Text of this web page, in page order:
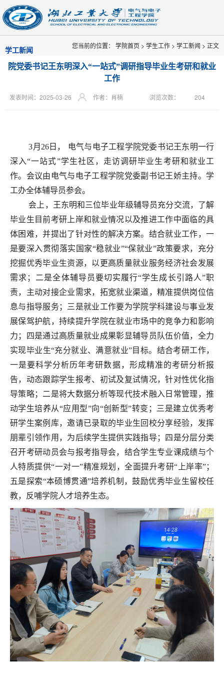
学工新闻
您当前的位置： 学院首页 > 学生工作 > 学工新闻 > 正文
院党委书记王东明深入“一站式”调研指导毕业生考研和就业
工作
发表时间：2025-03-26 作者：肖楠 浏览次数： 204
3月26日，
电气与电子工程学院党委书记王东明一行
深入“一站式”学生社区，走访调研毕业生考研和就业工
作。会议由电气与电子工程学院党委副书记王娇主持。学
工办全体辅导员参会。
会上，王东明和三位毕业年级辅导员充分交流，了解
毕业生目前考研上岸和就业情况以及推进工作中面临的具
体困难，并提出了针对性的解决方案。结合就业工作，一
是要深入贯彻落实国家“稳就业”“保就业”政策要求，充分
挖掘优秀毕业生资源，以更高质量就业服务经济社会发展
需求；二是全体辅导员要切实履行“学生成长引路人”职
责，主动对接企业需求，拓宽就业渠道，精准提供岗位信
息与指导服务；三是就业工作要为学院学科建设与事业发
展保驾护航，持续提升学院在就业市场中的竞争力和影响
力；四是通过高质量就业成果彰显辅导员队伍价值，全力
实现毕业生“充分就业、满意就业”目标。结合考研工作，
一是要科学分析历年考研数据，形成精准的考研分析报
告，动态跟踪学生报考、初试及复试情况，针对性优化指
导策略；二是将大数据分析等现代技术融入日常管理，推
动学生培养从“应用型”向“创新型”转变；三是建立优秀考
研学生案例库，邀请已录取的毕业生回校分享经验，发挥
朋辈引领作用，为后续学生提供实践指导；四是分层分类
召开考研动员会与报考指导会，结合学生专业课成绩与个
人特质提供“一对一”精准规划，全面提升考研“上岸率”；
五是探索“本硕博贯通”培养机制，鼓励优秀毕业生留校任
教，反哺学院人才培养生态。